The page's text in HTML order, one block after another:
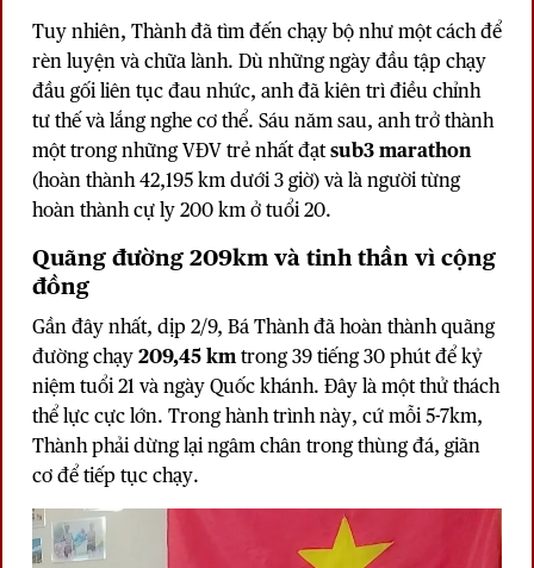
Tuy nhiên, Thành đã tìm đến chạy bộ như một cách để
rèn luyện và chữa lành. Dù những ngày đầu tập chạy
đầu gối liên tục đau nhức, anh đã kiên trì điều chỉnh
tư thế và lắng nghe cơ thể. Sáu năm sau, anh trở thành
một trong những VĐV trẻ nhất đạtsub3 marathon
(hoàn thành 42,195 km dưới 3 giờ) và là người từng
hoàn thành cự ly 200 km ở tuổi 20.
Quãng đường 209km và tinh thần vì cộng
đồng
Gần đây nhất, dịp 2/9, Bá Thànhđã hoàn thành quãng
đường chạy209,45 kmtrong 39 tiếng 30 phút để kỷ
niệm tuổi 21 và ngày Quốc khánh. Đây là một thử thách
thể lực cực lớn. Trong hành trình này, cứ mỗi 5-7km,
Thành phải dừng lại ngâm chân trong thùng đá, giãn
cơ để tiếp tục chạy.